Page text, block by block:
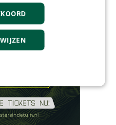
voor
groen
15 september 2026